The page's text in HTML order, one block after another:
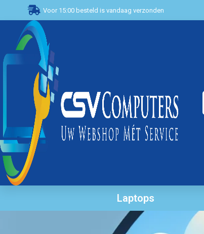
Voor 15:00 besteld is vandaag verzonden
Laptops